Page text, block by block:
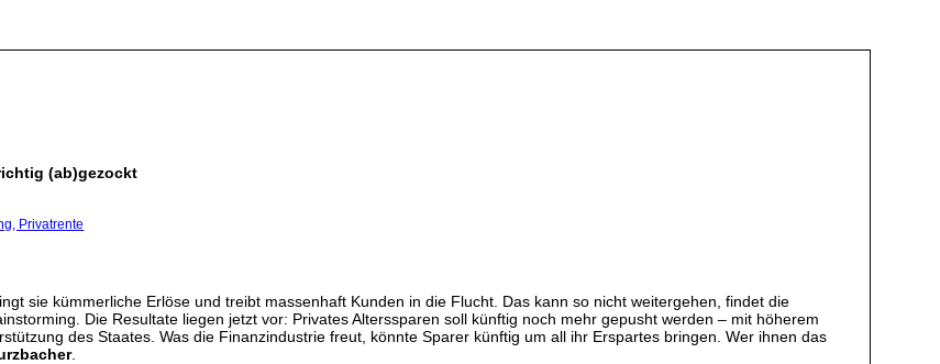
(ab)gezockt
Privatrente
sie kümmerliche Erlöse und treibt massenhaft Kunden in die Flucht. Das kann so nicht weitergehen, findet die
Die Resultate liegen jetzt vor: Privates Alterssparen soll künftig noch mehr gepusht werden – mit höherem
des Staates. Was die Finanzindustrie freut, könnte Sparer künftig um all ihr Erspartes bringen. Wer ihnen das
.